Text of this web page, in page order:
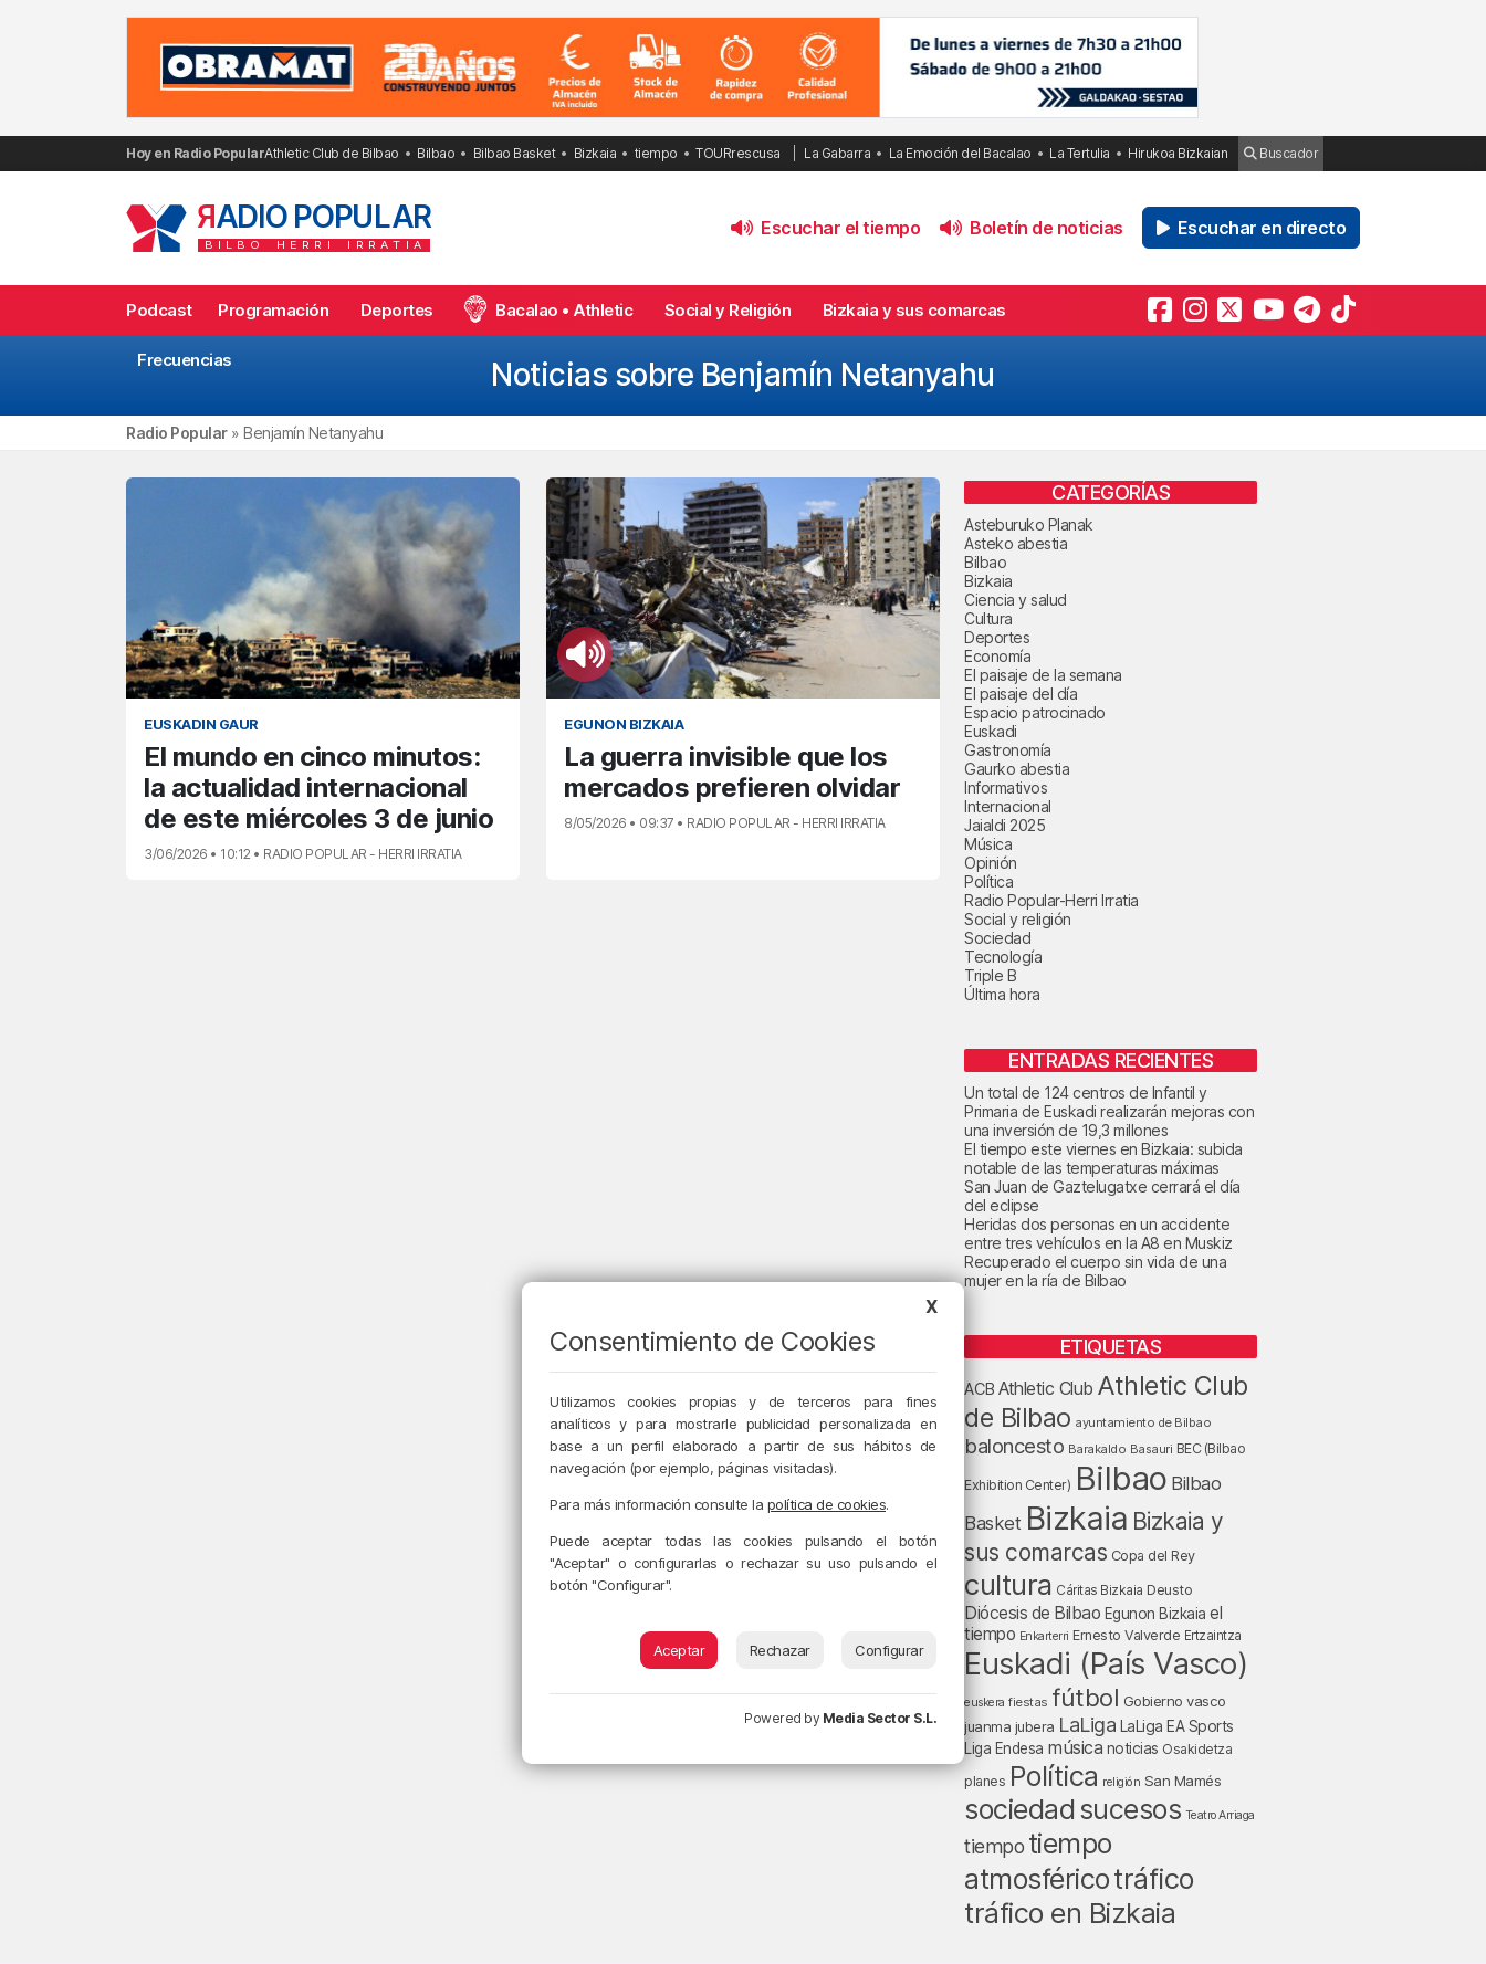
Hoy en Radio PopularAthletic Club de Bilbao Bilbao Bilbao Basket Bizkaia tiempo TOURrescusa La Gabarra La Emoción del Bacalao La Tertulia Hirukoa Bizkaian Buscador
RADIO POPULAR
BILBO HERRI IRRATIA
Escuchar el tiempo Boletín de noticias Escuchar en directo
Podcast Programación Deportes Bacalao • Athletic Social y Religión Bizkaia y sus comarcas
Frecuencias Noticias sobre Benjamín Netanyahu
Radio Popular» Benjamín Netanyahu
EUSKADIN GAUR
El mundo en cinco minutos:
la actualidad internacional
de este miércoles 3 de junio
3/06/2026 • 10:12 • RADIO POPULAR - HERRI IRRATIA
EGUNON BIZKAIA
La guerra invisible que los
mercados prefieren olvidar
8/05/2026 • 09:37 • RADIO POPULAR - HERRI IRRATIA
CATEGORÍAS
Asteburuko Planak
Asteko abestia
Bilbao
Bizkaia
Ciencia y salud
Cultura
Deportes
Economía
El paisaje de la semana
El paisaje del día
Espacio patrocinado
Euskadi
Gastronomía
Gaurko abestia
Informativos
Internacional
Jaialdi 2025
Música
Opinión
Política
Radio Popular-Herri Irratia
Social y religión
Sociedad
Tecnología
Triple B
Última hora
ENTRADAS RECIENTES
Un total de 124 centros de Infantil y
Primaria de Euskadi realizarán mejoras con
una inversión de 19,3 millones
El tiempo este viernes en Bizkaia: subida
notable de las temperaturas máximas
San Juan de Gaztelugatxe cerrará el día
del eclipse
Heridas dos personas en un accidente
entre tres vehículos en la A8 en Muskiz
Recuperado el cuerpo sin vida de una
mujer en la ría de Bilbao
ETIQUETAS
ACB Athletic Club Athletic Club
de Bilbao ayuntamiento de Bilbao
baloncesto Barakaldo Basauri BEC (Bilbao
Exhibition Center) Bilbao Bilbao
Basket Bizkaia Bizkaia y
sus comarcas Copa del Rey
cultura Cáritas Bizkaia Deusto
Diócesis de Bilbao Egunon Bizkaia el
tiempo Enkarterri Ernesto Valverde Ertzaintza
Euskadi (País Vasco)
euskera fiestas fútbol Gobierno vasco
juanma jubera LaLiga LaLiga EA Sports
Liga Endesa música noticias Osakidetza
planes Política religión San Mamés
sociedad sucesos Teatro Arriaga
tiempo tiempo
atmosféricotráfico
tráfico en Bizkaia
X
Consentimiento de Cookies
Utilizamos cookies propias y de terceros para fines
analíticos y para mostrarle publicidad personalizada en
base a un perfil elaborado a partir de sus hábitos de
navegación (por ejemplo, páginas visitadas).
Para más información consulte la política de cookies.
Puede aceptar todas las cookies pulsando el botón
"Aceptar" o configurarlas o rechazar su uso pulsando el
botón "Configurar".
Aceptar Rechazar Configurar
Powered by Media Sector S.L.